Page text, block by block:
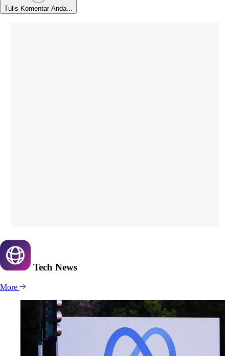
Tulis Komentar Anda...
Tech News
More